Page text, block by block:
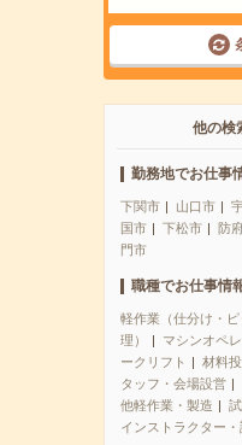
他の検
勤務地でお仕事
下関市 山口市
国市
下松市 防
門市
職種でお仕事情
軽作業（仕分け・
理）
マシンオペ
ークリフト
材料投
タッフ・会場設営
他軽作業・製造
インストラクター